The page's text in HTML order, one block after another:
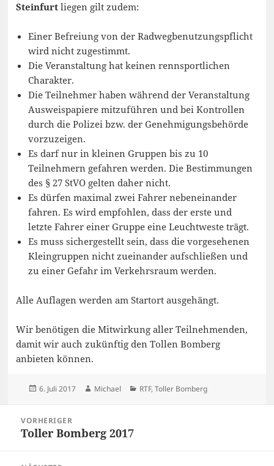
Steinfurt liegen gilt zudem:
Einer Befreiung von der Radwegbenutzungspflicht
wird nicht zugestimmt.
Die Veranstaltung hat keinen rennsportlichen
Charakter.
Die Teilnehmer haben während der Veranstaltung
Ausweispapiere mitzuführen und bei Kontrollen
durch die Polizei bzw. der Genehmigungsbehörde
vorzuzeigen.
Es darf nur in kleinen Gruppen bis zu 10
Teilnehmern gefahren werden. Die Bestimmungen
des § 27 StVO gelten daher nicht.
Es dürfen maximal zwei Fahrer nebeneinander
fahren. Es wird empfohlen, dass der erste und
letzte Fahrer einer Gruppe eine Leuchtweste trägt.
Es muss sichergestellt sein, dass die vorgesehenen
Kleingruppen nicht zueinander aufschließen und
zu einer Gefahr im Verkehrsraum werden.
Alle Auflagen werden am Startort ausgehängt.
Wir benötigen die Mitwirkung aller Teilnehmenden,
damit wir auch zukünftig den Tollen Bomberg
anbieten können.
Veröffentlicht
6. Juli 2017 Autor
Michael Kategorien
RTF, Toller Bomberg
VORHERIGER
Vorheriger
Toller Bomberg 2017